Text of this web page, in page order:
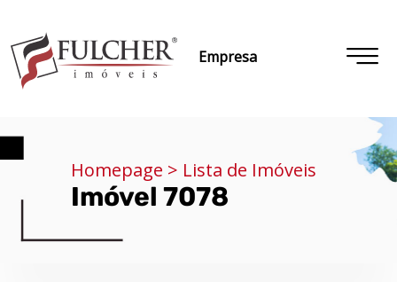
Empresa
Homepage > Lista de Imóveis
Imóvel 7078